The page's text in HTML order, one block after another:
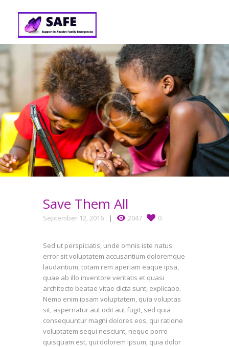
Save Them All
September 12, 2016 2047 0
Sed ut perspiciatis, unde omnis iste natus
error sit voluptatem accusantium doloremque
laudantium, totam rem aperiam eaque ipsa,
quae ab illo inventore veritatis et quasi
architecto beatae vitae dicta sunt, explicabo.
Nemo enim ipsam voluptatem, quia voluptas
sit, aspernatur aut odit aut fugit, sed quia
consequuntur magni dolores eos, qui ratione
voluptatem sequi nesciunt, neque porro
quisquam est, qui dolorem ipsum, quia dolor